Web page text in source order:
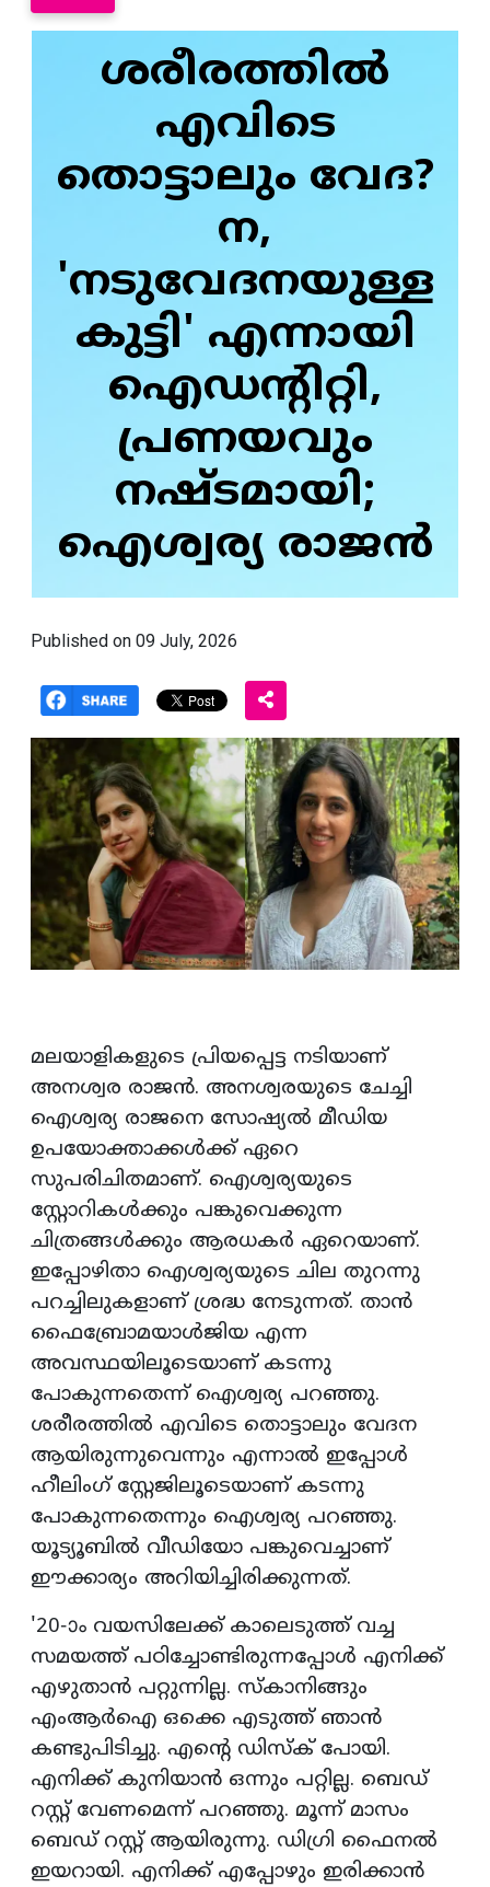
ശരീരത്തില്‍
എവിടെ
തൊട്ടാലും വേദ?
ന,
'നടുവേദനയുള്ള
കുട്ടി' എന്നായി
ഐഡന്റിറ്റി,
പ്രണയവും
നഷ്ടമായി;
ഐശ്വര്യ രാജന്‍
Published on 09 July, 2026
മലയാളികളുടെ പ്രിയപ്പെട്ട നടിയാണ്
അനശ്വര രാജന്‍. അനശ്വരയുടെ ചേച്ചി
ഐശ്വര്യ രാജനെ സോഷ്യല്‍ മീഡിയ
ഉപയോക്താക്കള്‍ക്ക് ഏറെ
സുപരിചിതമാണ്. ഐശ്വര്യയുടെ
സ്റ്റോറികള്‍ക്കും പങ്കുവെക്കുന്ന
ചിത്രങ്ങള്‍ക്കും ആരധകര്‍ ഏറെയാണ്.
ഇപ്പോഴിതാ ഐശ്വര്യയുടെ ചില തുറന്നു
പറച്ചിലുകളാണ് ശ്രദ്ധ നേടുന്നത്. താന്‍
ഫൈബ്രോമയാള്‍ജിയ എന്ന
അവസ്ഥയിലൂടെയാണ് കടന്നു
പോകുന്നതെന്ന് ഐശ്വര്യ പറഞ്ഞു.
ശരീരത്തില്‍ എവിടെ തൊട്ടാലും വേദന
ആയിരുന്നുവെന്നും എന്നാല്‍ ഇപ്പോള്‍
ഹീലിംഗ് സ്റ്റേജിലൂടെയാണ് കടന്നു
പോകുന്നതെന്നും ഐശ്വര്യ പറഞ്ഞു.
യൂട്യൂബില്‍ വീഡിയോ പങ്കുവെച്ചാണ്
ഈക്കാര്യം അറിയിച്ചിരിക്കുന്നത്.
'20-ാം വയസിലേക്ക് കാലെടുത്ത് വച്ച
സമയത്ത് പഠിച്ചോണ്ടിരുന്നപ്പോള്‍ എനിക്ക്
എഴുതാന്‍ പറ്റുന്നില്ല. സ്‌കാനിങ്ങും
എംആര്‍ഐ ഒക്കെ എടുത്ത് ഞാന്‍
കണ്ടുപിടിച്ചു. എന്റെ ഡിസ്‌ക് പോയി.
എനിക്ക് കുനിയാന്‍ ഒന്നും പറ്റില്ല. ബെഡ്
റസ്റ്റ് വേണമെന്ന് പറഞ്ഞു. മൂന്ന് മാസം
ബെഡ് റസ്റ്റ് ആയിരുന്നു. ഡിഗ്രി ഫൈനല്‍
ഇയറായി. എനിക്ക് എപ്പോഴും ഇരിക്കാന്‍